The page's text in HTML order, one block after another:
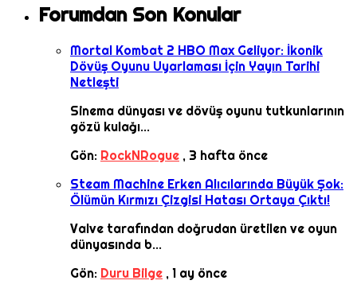
Forumdan Son Konular
Mortal Kombat 2 HBO Max Geliyor: İkonik
Dövüş Oyunu Uyarlaması İçin Yayın Tarihi
Netleşti
Sinema dünyası ve dövüş oyunu tutkunlarının
gözü kulağı...
Gön: RockNRogue , 3 hafta önce
Steam Machine Erken Alıcılarında Büyük Şok:
Ölümün Kırmızı Çizgisi Hatası Ortaya Çıktı!
Valve tarafından doğrudan üretilen ve oyun
dünyasında b...
Gön: Duru Bilge , 1 ay önce